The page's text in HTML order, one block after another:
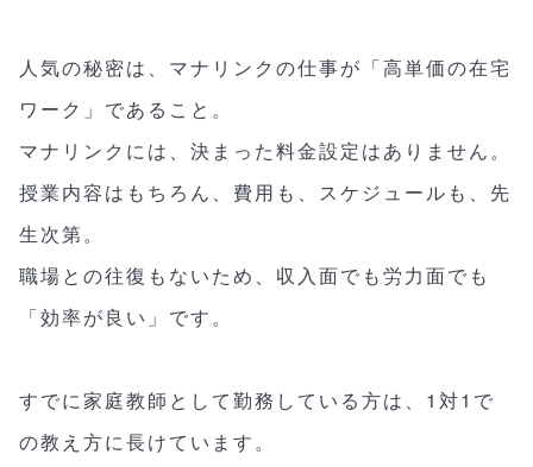
人気の秘密は、マナリンクの仕事が「高単価の在宅
ワーク」であること。
マナリンクには、決まった料金設定はありません。
授業内容はもちろん、費用も、スケジュールも、先
生次第。
職場との往復もないため、収入面でも労力面でも
「効率が良い」です。
すでに家庭教師として勤務している方は、1対1で
の教え方に長けています。